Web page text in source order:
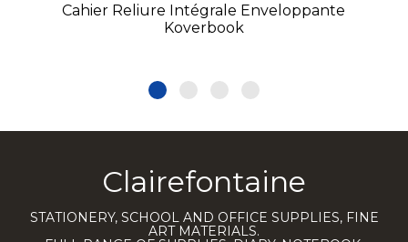
Cahier Reliure Intégrale Enveloppante
Koverbook
Clairefontaine
STATIONERY, SCHOOL AND OFFICE SUPPLIES, FINE
ART MATERIALS.